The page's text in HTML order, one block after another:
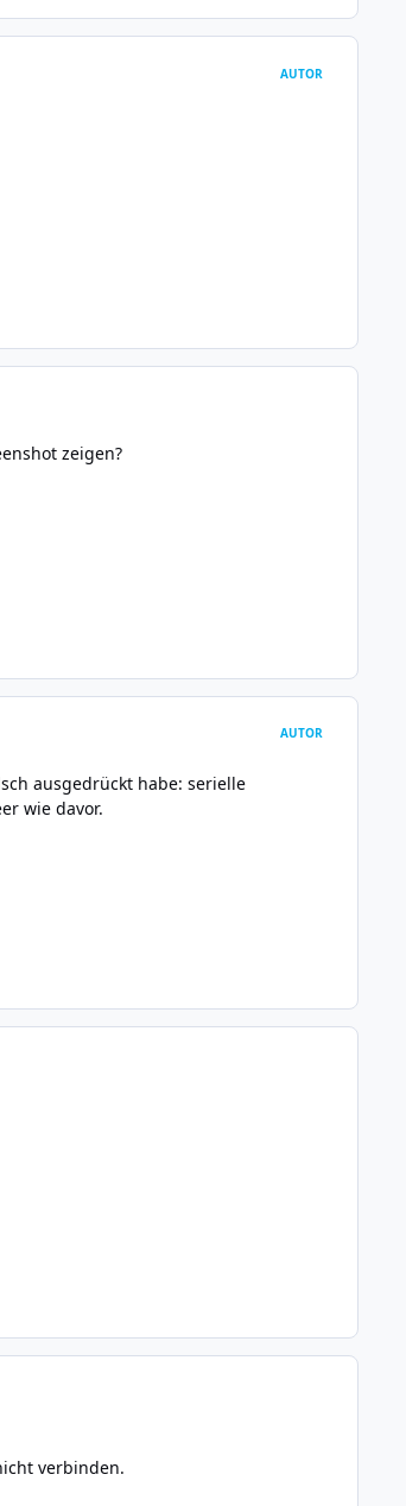
AUTOR
zeigen?
AUTOR
ausgedrückt habe: serielle
wie davor.
verbinden.